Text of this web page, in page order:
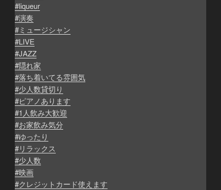
#liqueur
#演奏
#ミュージシャン
#LIVE
#JAZZ
#隠れ家
#落ち着いてる雰囲気
#少人数貸切り
#ピアノあります
#1人飲み大歓迎
#お家飲み気分
#ゆったり
#リラックス
#少人数
#映画
#クレジットカード使えます